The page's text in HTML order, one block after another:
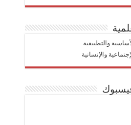
والتطبيقية
والإنسانية